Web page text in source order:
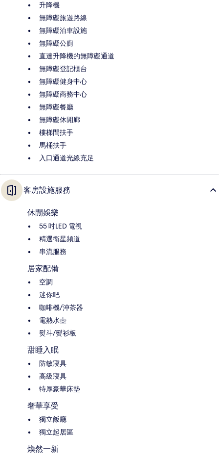
升降機
無障礙旅遊路線
無障礙泊車設施
無障礙公廁
直達升降機的無障礙通道
無障礙登記櫃台
無障礙健身中心
無障礙商務中心
無障礙餐廳
無障礙休閒廊
樓梯間扶手
馬桶扶手
入口通道光線充足
客房設施服務
休閒娛樂
55 吋LED 電視
精選衛星頻道
串流服務
居家配備
空調
迷你吧
咖啡機/沖茶器
電熱水壺
熨斗/熨衫板
甜睡入眠
防敏寢具
高級寢具
特厚豪華床墊
奢華享受
獨立飯廳
獨立起居區
煥然一新